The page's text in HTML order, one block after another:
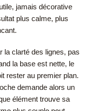
jamais décorative
plus calme, plus
la clarté des lignes, pas
la base est nette, le
rester au premier plan.
demande alors un
élément trouve sa